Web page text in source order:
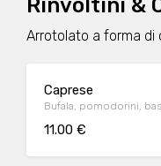
Rinvoltini &
Arrotolato a forma di
Caprese
Bufala, pomodorini,
11.00 €